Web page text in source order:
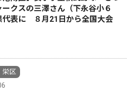
ークスの三澤さん（下永谷小６
代表に ８月21日から全国大会
栄区